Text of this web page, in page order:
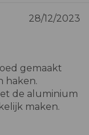
28/12/2023
gemaakt
haken.
de aluminium
maken.